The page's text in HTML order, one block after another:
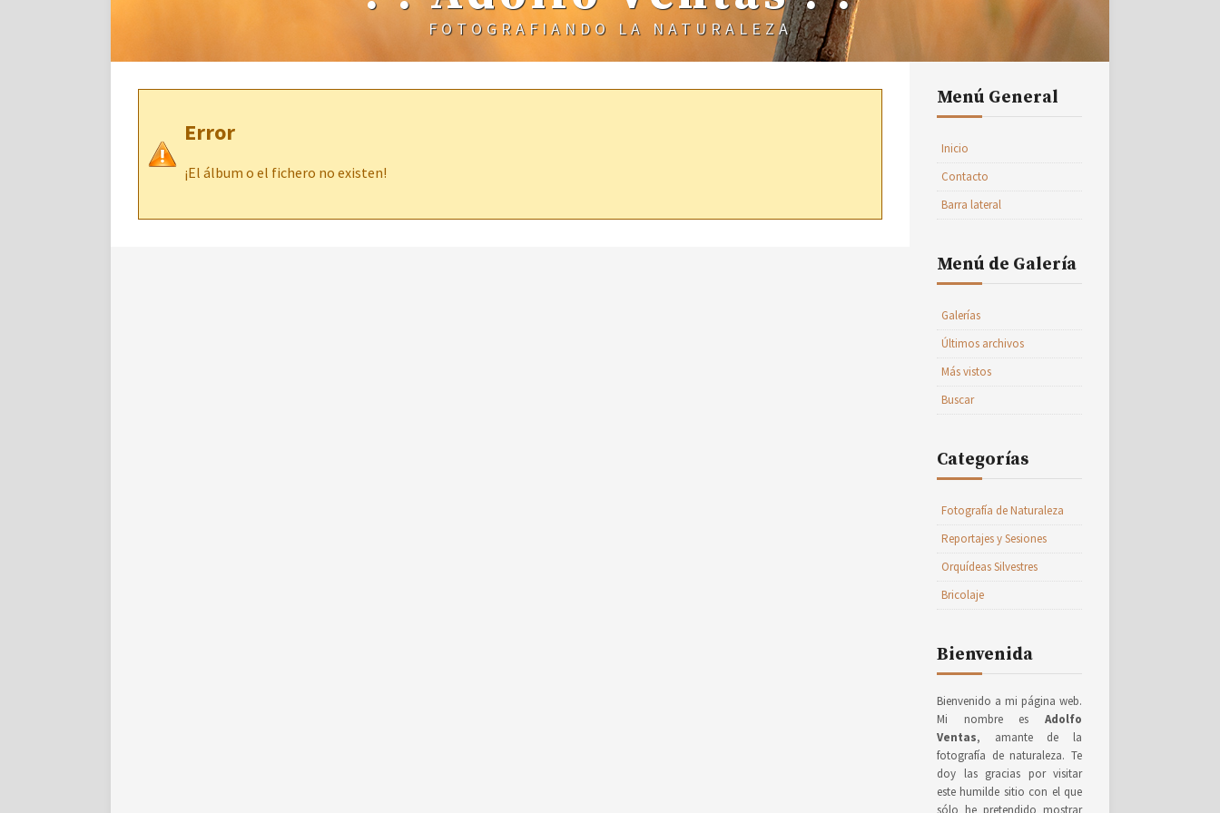
FOTOGRAFIANDO LA NATURALEZA
Error
¡El álbum o el fichero no existen!
Menú General
Inicio
Contacto
Barra lateral
Menú de Galería
Galerías
Últimos archivos
Más vistos
Buscar
Categorías
Fotografía de Naturaleza
Reportajes y Sesiones
Orquídeas Silvestres
Bricolaje
Bienvenida
Bienvenido a mi página web.
Mi nombre es Adolfo
Ventas, amante de la
fotografía de naturaleza. Te
doy las gracias por visitar
este humilde sitio con el que
sólo he pretendido mostrar